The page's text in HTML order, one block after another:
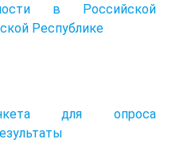
в Российской
Республике
для опроса